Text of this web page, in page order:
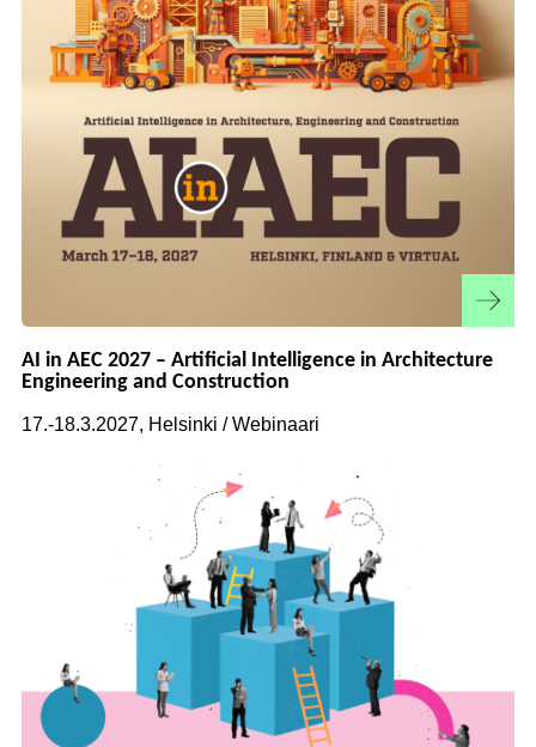
AI in AEC 2027 – Artificial Intelligence in Architecture
Engineering and Construction
17.-18.3.2027, Helsinki / Webinaari